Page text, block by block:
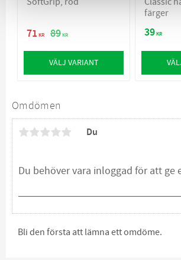
Omdömen
Du
Bli den första att lämna ett omdöme.
71KR 89KR
VÄLJ VARIANT
färger
39KR